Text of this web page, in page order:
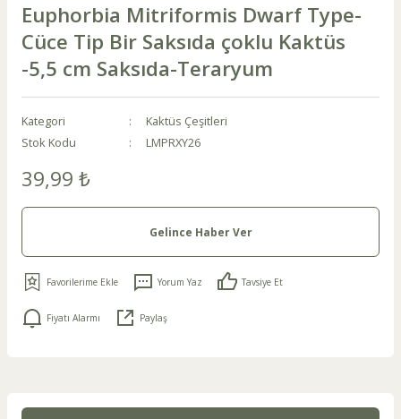
Euphorbia Mitriformis Dwarf Type-
Cüce Tip Bir Saksıda çoklu Kaktüs
-5,5 cm Saksıda-Teraryum
Kategori
Kaktüs Çeşitleri
Stok Kodu
LMPRXY26
39,99 ₺
Gelince Haber Ver
Yorum Yaz Tavsiye Et
Fiyatı Alarmı Paylaş